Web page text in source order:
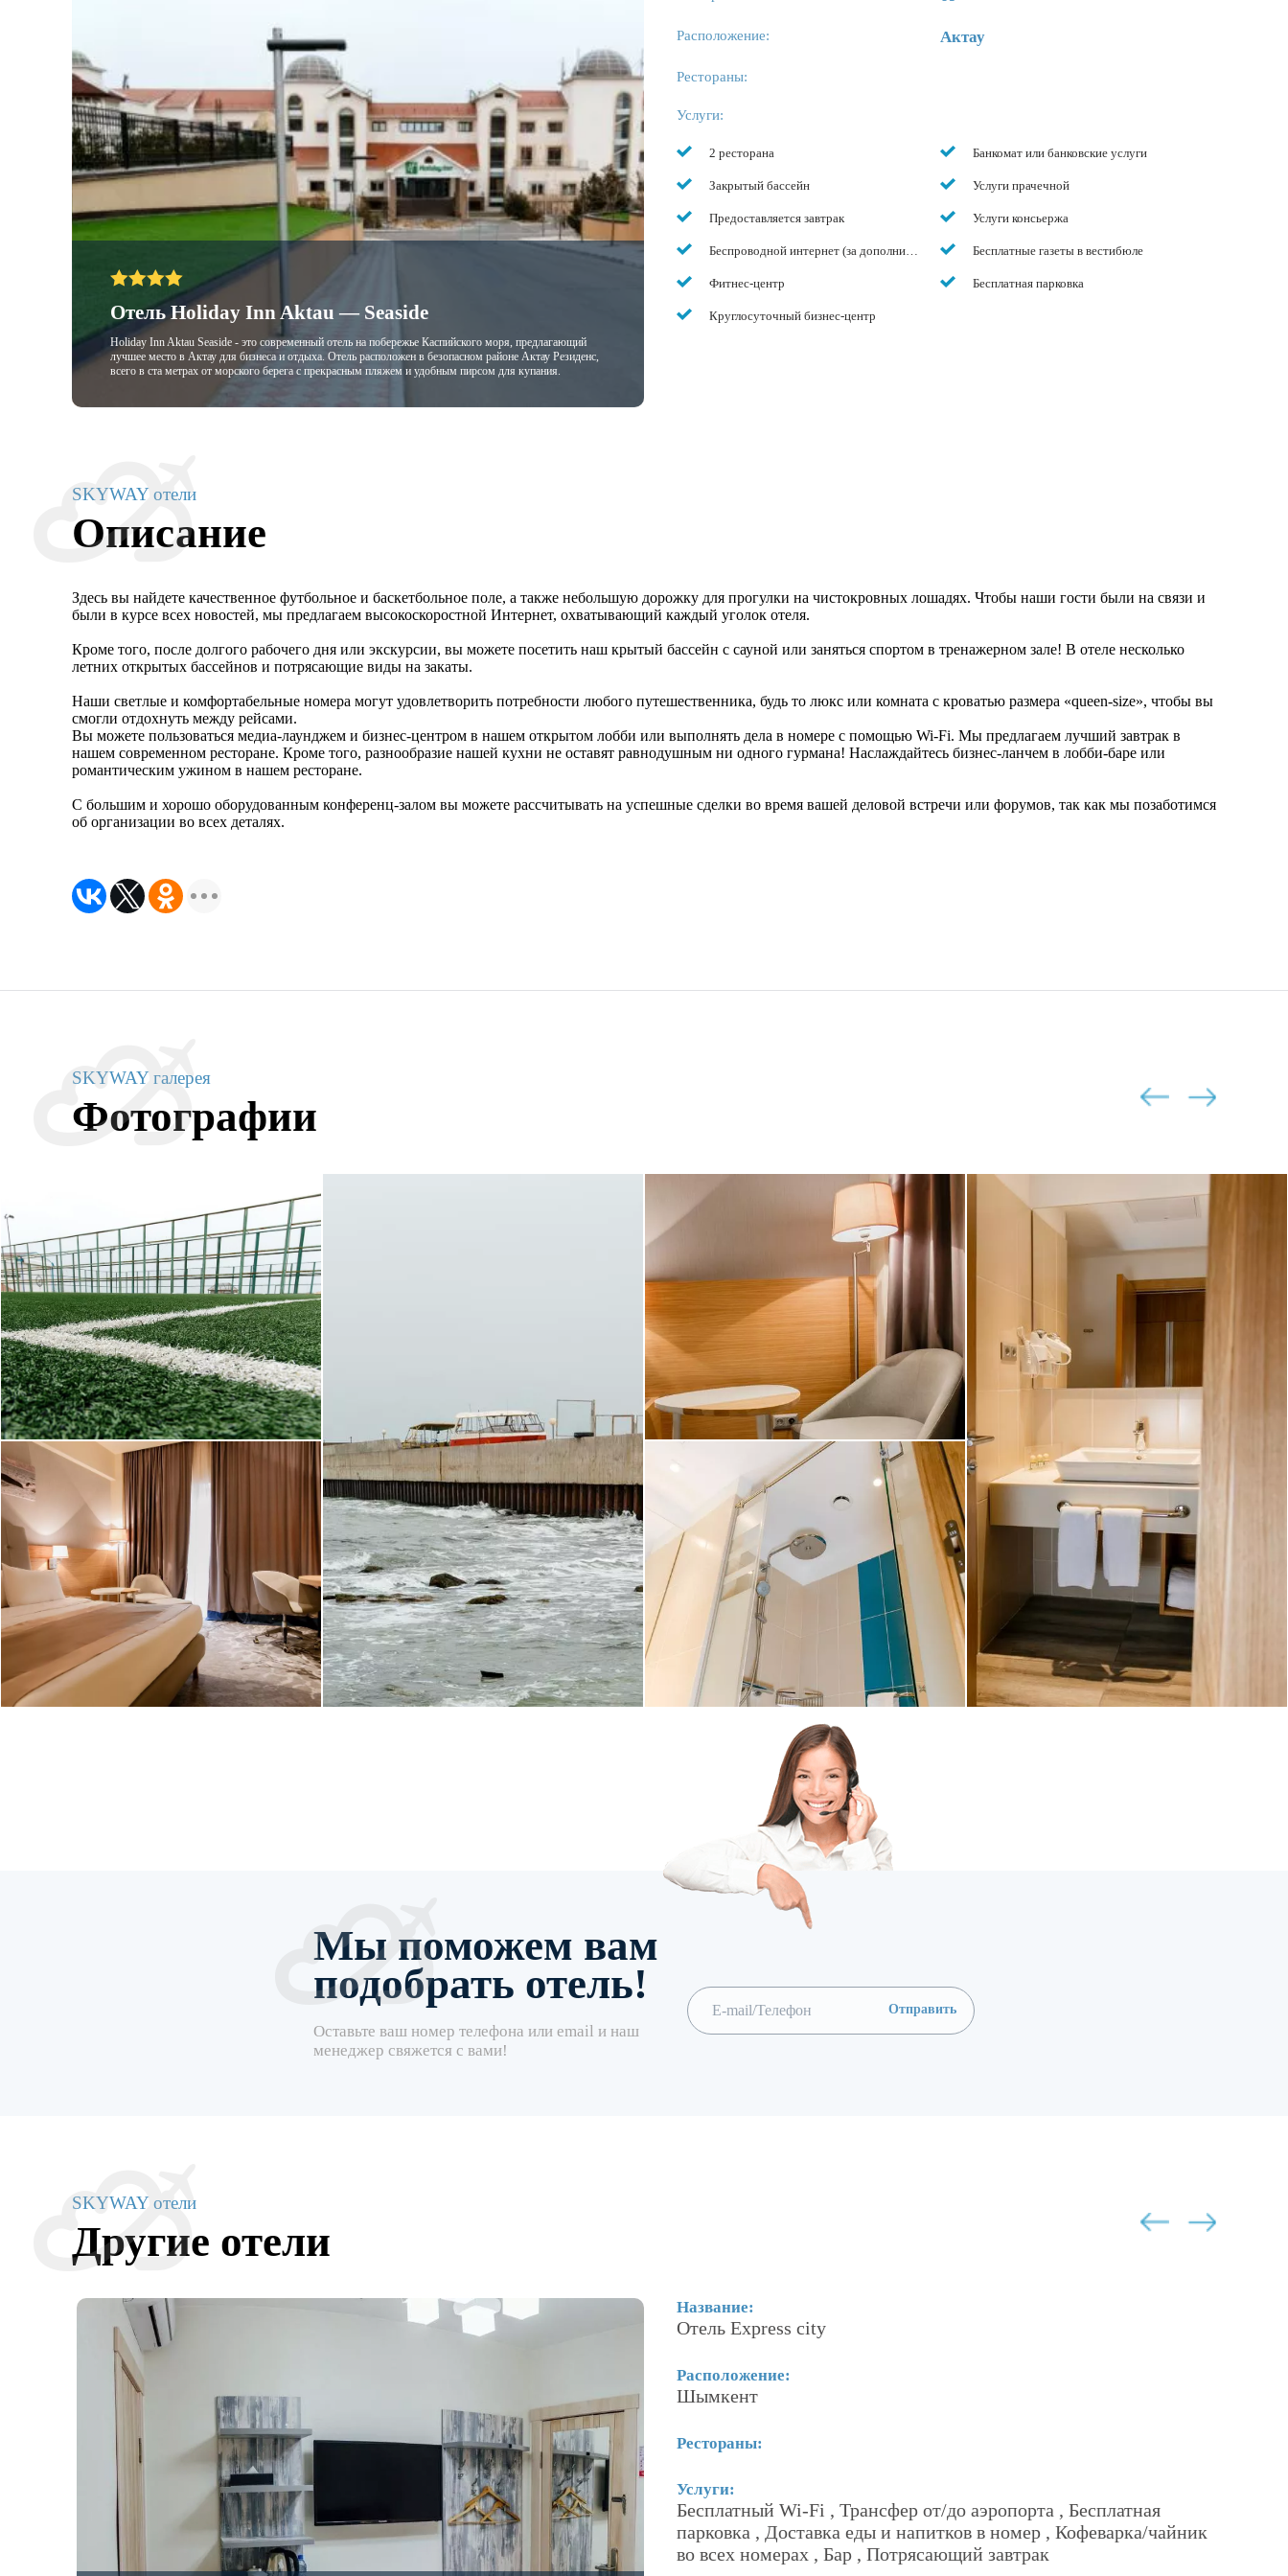
Отель Holiday Inn Aktau — Seaside
Holiday Inn Aktau Seaside - это современный отель на побережье Каспийского моря, предлагающий
лучшее место в Актау для бизнеса и отдыха. Отель расположен в безопасном районе Актау Резиденс,
всего в ста метрах от морского берега с прекрасным пляжем и удобным пирсом для купания.
Расположение: Актау
Рестораны:
Услуги:
2 ресторана
Закрытый бассейн
Предоставляется завтрак
Беспроводной интернет (за дополнительную плату)
Фитнес-центр
Круглосуточный бизнес-центр
Банкомат или банковские услуги
Услуги прачечной
Услуги консьержа
Бесплатные газеты в вестибюле
Бесплатная парковка
SKYWAY отели
Описание
Здесь вы найдете качественное футбольное и баскетбольное поле, а также небольшую дорожку для прогулки на чистокровных лошадях. Чтобы наши гости были на связи и
были в курсе всех новостей, мы предлагаем высокоскоростной Интернет, охватывающий каждый уголок отеля.
Кроме того, после долгого рабочего дня или экскурсии, вы можете посетить наш крытый бассейн с сауной или заняться спортом в тренажерном зале! В отеле несколько
летних открытых бассейнов и потрясающие виды на закаты.
Наши светлые и комфортабельные номера могут удовлетворить потребности любого путешественника, будь то люкс или комната с кроватью размера «queen-size», чтобы вы
смогли отдохнуть между рейсами.
Вы можете пользоваться медиа-лаунджем и бизнес-центром в нашем открытом лобби или выполнять дела в номере с помощью Wi-Fi. Мы предлагаем лучший завтрак в
нашем современном ресторане. Кроме того, разнообразие нашей кухни не оставят равнодушным ни одного гурмана! Наслаждайтесь бизнес-ланчем в лобби-баре или
романтическим ужином в нашем ресторане.
С большим и хорошо оборудованным конференц-залом вы можете рассчитывать на успешные сделки во время вашей деловой встречи или форумов, так как мы позаботимся
об организации во всех деталях.
SKYWAY галерея
Фотографии
Мы поможем вам
подобрать отель!
Оставьте ваш номер телефона или email и наш
менеджер свяжется с вами!
SKYWAY отели
Другие отели
Название:
Отель Express city
Расположение:
Шымкент
Рестораны:
Услуги:
Бесплатный Wi-Fi , Трансфер от/до аэропорта , Бесплатная
парковка , Доставка еды и напитков в номер , Кофеварка/чайник
во всех номерах , Бар , Потрясающий завтрак